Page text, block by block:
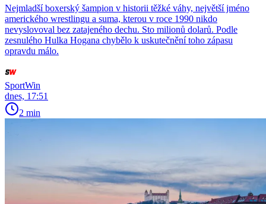
Nejmladší boxerský šampion v historii těžké váhy, největší jméno
amerického wrestlingu a suma, kterou v roce 1990 nikdo
nevyslovoval bez zatajeného dechu. Sto milionů dolarů. Podle
zesnulého Hulka Hogana chybělo k uskutečnění toho zápasu
opravdu málo.
SportWin
dnes, 17:51
2 min